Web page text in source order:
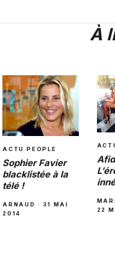
À
ACTU PEOPLE
Sophier Favier
blacklistée à la
télé !
ARNAUD · 31 MAI
2014
22